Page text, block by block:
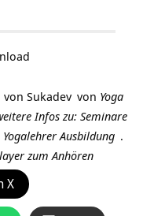
von Sukadev von Yoga
Infos zu:Seminare
Yogalehrer Ausbildung .
zum Anhören
X